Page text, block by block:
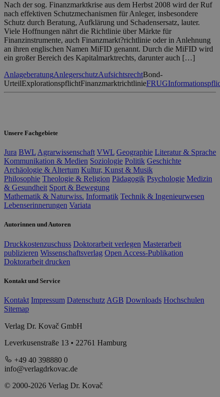
Nach der sog. Finanzmarktkrise aus dem Herbst 2008 wird der Ruf
nach effektiven Schutzmechanismen für Anleger, insbesondere
Schutz durch Beratung, Aufklärung und Schadensersatz, lauter.
Viele Hoffnungen nährt die Richtlinie über Märkte für
Finanzinstrumente, auch Finanzmarkt?richtlinie oder in Anlehnung
an ihren englischen Namen MiFID genannt. Durch die MiFID wird
ein großer Bereich des Kapitalmarktrechts, darunter auch […]
AnlageberatungAnlegerschutzAufsichtsrechtBond-
UrteilExplorationspflichtFinanzmarktrichtlinieFRUG
Unsere Fachgebiete
Jura BWL Agrarwissenschaft VWL Geographie Literatur & Sprache
Kommunikation & Medien Soziologie Politik Geschichte
Archäologie & Altertum Kultur, Kunst & Musik
Philosophie Theologie & Religion Pädagogik Psychologie Medizin
& Gesundheit Sport & Bewegung
Mathematik & Naturwiss. Informatik Technik & Ingenieurwesen
Lebenserinnerungen Variata
Autorinnen und Autoren
Druckkostenzuschuss Doktorarbeit verlegen Masterarbeit
publizieren Wissenschaftsverlag Open Access-Publikation
Doktorarbeit drucken
Kontakt und Service
Kontakt Impressum Datenschutz AGB Downloads Hochschulen
Sitemap
Verlag Dr. Kovač GmbH
Leverkusenstraße 13 • 22761 Hamburg
+49 40 398880 0
info@verlagdrkovac.de
© 2000-2026 Verlag Dr. Kovač